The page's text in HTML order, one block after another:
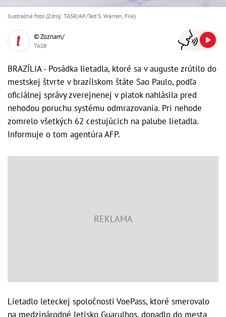
Ilustračné foto (Zdroj: TASR/AP/Ted S. Warren, File)
© Zoznam/
TASR
BRAZÍLIA - Posádka lietadla, ktoré sa v auguste zrútilo do
mestskej štvrte v brazílskom štáte Sao Paulo, podľa
oficiálnej správy zverejnenej v piatok nahlásila pred
nehodou poruchu systému odmrazovania. Pri nehode
zomrelo všetkých 62 cestujúcich na palube lietadla.
Informuje o tom agentúra AFP.
Lietadlo leteckej spoločnosti VoePass, ktoré smerovalo
na medzinárodné letisko Guarulhos, dopadlo do mesta